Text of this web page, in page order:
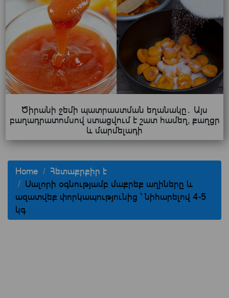
Ծիրանի ջեմի պատրաստման եղանակը․ Այս
բաղադրատոմսով ստացվում է շատ համեղ, քաղցր
և մարմելադի
Home
Հետաքրքիր է
Սալորի օգնությամբ մաքրեք աղիները և
ազատվեք փորկապությունից ՝ նիհարելով 4-5
կգ